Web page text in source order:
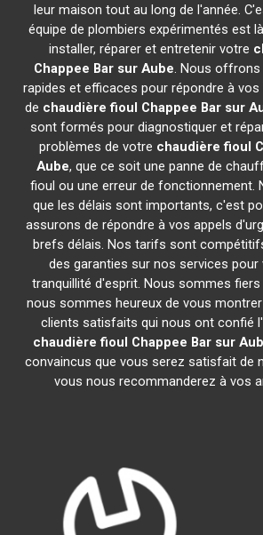
leur maison tout au long de l'année.
équipe de plombiers expérimentés est
installer, réparer et entretenir votre
Chappee Bar sur Aube. Nous offrons
rapides et efficaces pour répondre à
de chaudière fioul Chappee Bar sur
sont formés pour diagnostiquer et
problèmes de votre chaudière fioul
Aube, que ce soit une panne de
fioul ou une erreur de fonctionnement.
que les délais sont importants, c'est
assurons de répondre à vos appels
brefs délais. Nos tarifs sont
des garanties sur nos services pour
tranquillité d'esprit. Nous sommes
nous sommes heureux de vous
clients satisfaits qui nous ont confié
chaudière fioul Chappee Bar sur
convaincus que vous serez satisfait de
vous nous recommanderez à vos